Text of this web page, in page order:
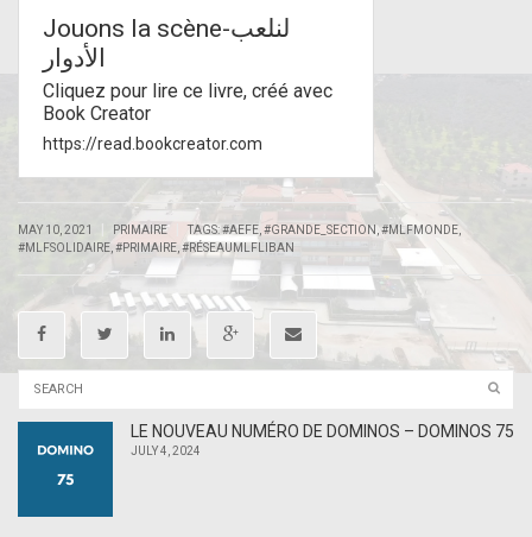
Jouons la scène-لنلعب
الأدوار
Cliquez pour lire ce livre, créé avec
Book Creator
https://read.bookcreator.com
MAY 10, 2021 PRIMAIRE TAGS:#AEFE #GRANDE_SECTION ,#MLFMONDE
#MLFSOLIDAIRE #PRIMAIRE #RÉSEAUMLFLIBAN
LE NOUVEAU NUMÉRO DE DOMINOS – DOMINOS 75
JULY 4, 2024